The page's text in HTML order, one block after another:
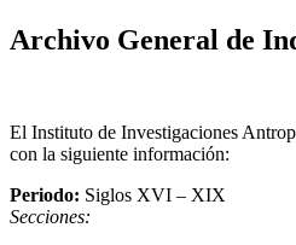
Archivo General de
El Instituto de Investigaciones
con la siguiente información:
Periodo: Siglos XVI – XIX
Secciones: